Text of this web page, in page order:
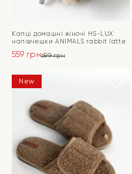
Капці домашні жіночі HS-LUX
напiвчешки ANIMALS rabbit latte
699грн
ціна:
699 грн.
559 грн
ціна:
559 грн.
New